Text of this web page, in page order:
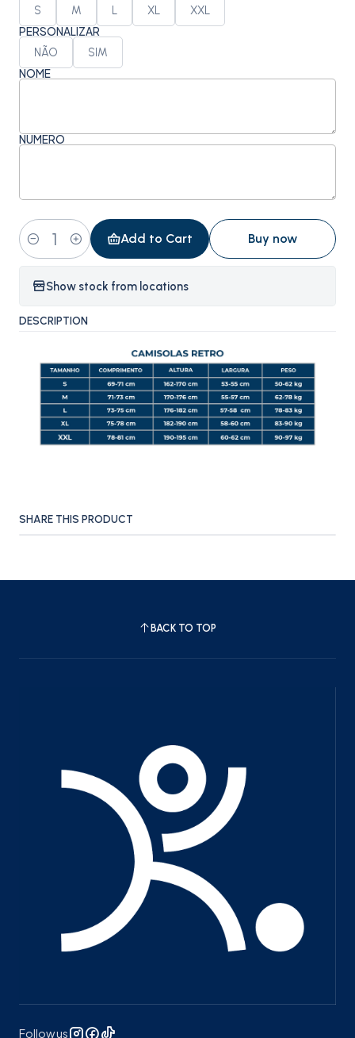
S M L XL XXL
PERSONALIZAR
NÃO SIM
NOME
NÚMERO
Quantity
Add to Cart Buy now
Show stock from locations
DESCRIPTION
SHARE THIS PRODUCT
BACK TO TOP
Follow us